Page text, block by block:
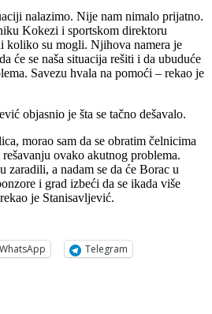
nalazimo. Nije nam nimalo prijatno.
Kokezi i sportskom direktoru
koliko su mogli. Njihova namera je
će se naša situacija rešiti i da ubuduće
Savezu hvala na pomoći – rekao je
objasnio je šta se tačno dešavalo.
morao sam da se obratim čelnicima
ovako akutnog problema.
zaradili, a nadam se da će Borac u
i grad izbeći da se ikada više
je Stanisavljević.
WhatsApp Telegram